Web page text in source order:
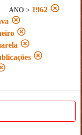
ANO > 1962